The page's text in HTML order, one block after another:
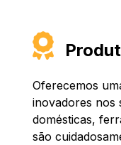
Oferecemos
inovadores nos
domésticas,
são